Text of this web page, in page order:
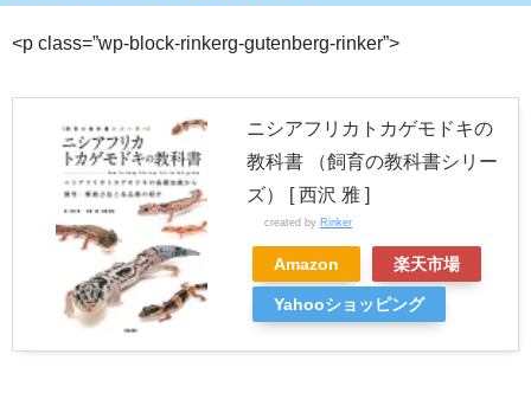
<p class=”wp-block-rinkerg-gutenberg-rinker”>
ニシアフリカトカゲモドキの
教科書 （飼育の教科書シリー
ズ） [ 西沢 雅 ]
created by Rinker
Amazon 楽天市場
Yahooショッピング